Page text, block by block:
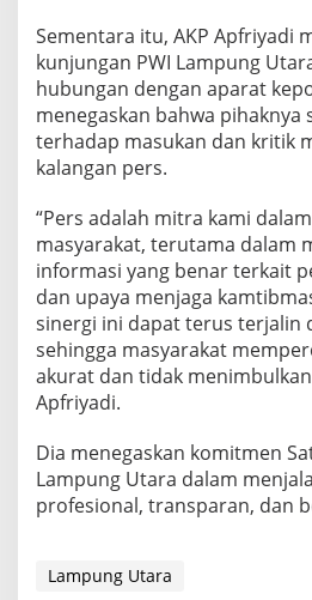
Sementara itu, AKP Apfriyadi
kunjungan PWI Lampung
hubungan dengan aparat
menegaskan bahwa pihaknya
terhadap masukan dan kritik
kalangan pers.
“Pers adalah mitra kami
masyarakat, terutama dalam
informasi yang benar terkait
dan upaya menjaga
sinergi ini dapat terus terjalin
sehingga masyarakat
akurat dan tidak
Apfriyadi.
Dia menegaskan komitmen
Lampung Utara dalam
profesional, transparan, dan
Lampung Utara